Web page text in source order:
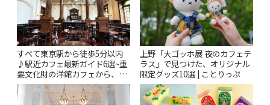
すべて東京駅から徒歩5分以内
♪駅近カフェ最新ガイド6選~重
要文化財の洋館カフェから、改
札すぐのレトロ喫茶まで~ | こと
りっぷ
上野「大ゴッホ展 夜のカフェテ
ラス」で見つけた、オリジナル
限定グッズ10選 | ことりっぷ